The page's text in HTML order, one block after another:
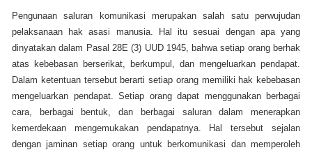
Pengunaan saluran komunikasi merupakan salah satu perwujudan
pelaksanaan hak asasi manusia. Hal itu sesuai dengan apa yang
dinyatakan dalam Pasal 28E (3) UUD 1945, bahwa setiap orang berhak
atas kebebasan berserikat, berkumpul, dan mengeluarkan pendapat.
Dalam ketentuan tersebut berarti setiap orang memiliki hak kebebasan
mengeluarkan pendapat. Setiap orang dapat menggunakan berbagai
cara, berbagai bentuk, dan berbagai saluran dalam menerapkan
kemerdekaan mengemukakan pendapatnya. Hal tersebut sejalan
dengan jaminan setiap orang untuk berkomunikasi dan memperoleh